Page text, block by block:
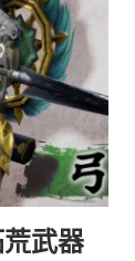
荒武器